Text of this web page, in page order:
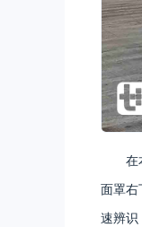
在
面罩
速辨识